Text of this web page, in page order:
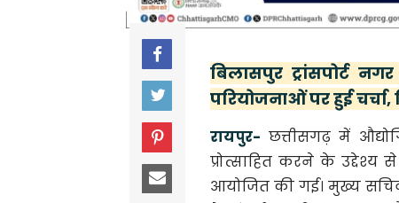
बिलासपुर ट्रांसपोर्ट
परियोजनाओं पर हुई
रायपुर- छत्तीसगढ़ में
प्रोत्साहित करने के
आयोजित की गई। मुख्य